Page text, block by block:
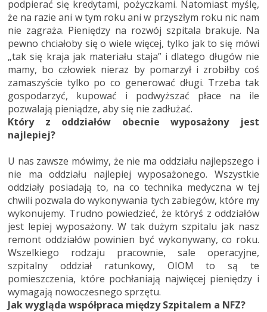
podpierać się kredytami, pożyczkami. Natomiast myślę,
że na razie ani w tym roku ani w przyszłym roku nic nam
nie zagraża. Pieniędzy na rozwój szpitala brakuje. Na
pewno chciałoby się o wiele więcej, tylko jak to się mówi
„tak się kraja jak materiału staja” i dlatego długów nie
mamy, bo człowiek nieraz by pomarzył i zrobiłby coś
zamaszyście tylko po co generować długi. Trzeba tak
gospodarzyć, kupować i podwyższać płace na ile
pozwalają pieniądze, aby się nie zadłużać.
Który z oddziałów obecnie wyposażony jest
najlepiej?
U nas zawsze mówimy, że nie ma oddziału najlepszego i
nie ma oddziału najlepiej wyposażonego. Wszystkie
oddziały posiadają to, na co technika medyczna w tej
chwili pozwala do wykonywania tych zabiegów, które my
wykonujemy. Trudno powiedzieć, że któryś z oddziałów
jest lepiej wyposażony. W tak dużym szpitalu jak nasz
remont oddziałów powinien być wykonywany, co roku.
Wszelkiego rodzaju pracownie, sale operacyjne,
szpitalny oddział ratunkowy, OIOM to są te
pomieszczenia, które pochłaniają najwięcej pieniędzy i
wymagają nowoczesnego sprzętu.
Jak wygląda współpraca między Szpitalem a NFZ?